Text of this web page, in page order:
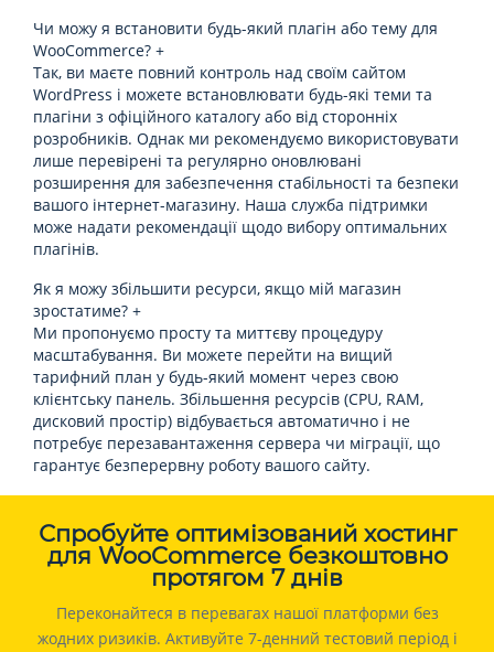
Чи можу я встановити будь-який плагін або тему для
WooCommerce? +
Так, ви маєте повний контроль над своїм сайтом
WordPress і можете встановлювати будь-які теми та
плагіни з офіційного каталогу або від сторонніх
розробників. Однак ми рекомендуємо використовувати
лише перевірені та регулярно оновлювані
розширення для забезпечення стабільності та безпеки
вашого інтернет-магазину. Наша служба підтримки
може надати рекомендації щодо вибору оптимальних
плагінів.
Як я можу збільшити ресурси, якщо мій магазин
зростатиме? +
Ми пропонуємо просту та миттєву процедуру
масштабування. Ви можете перейти на вищий
тарифний план у будь-який момент через свою
клієнтську панель. Збільшення ресурсів (CPU, RAM,
дисковий простір) відбувається автоматично і не
потребує перезавантаження сервера чи міграції, що
гарантує безперервну роботу вашого сайту.
Спробуйте оптимізований хостинг
для WooCommerce безкоштовно
протягом 7 днів
Переконайтеся в перевагах нашої платформи без
жодних ризиків. Активуйте 7-денний тестовий період і